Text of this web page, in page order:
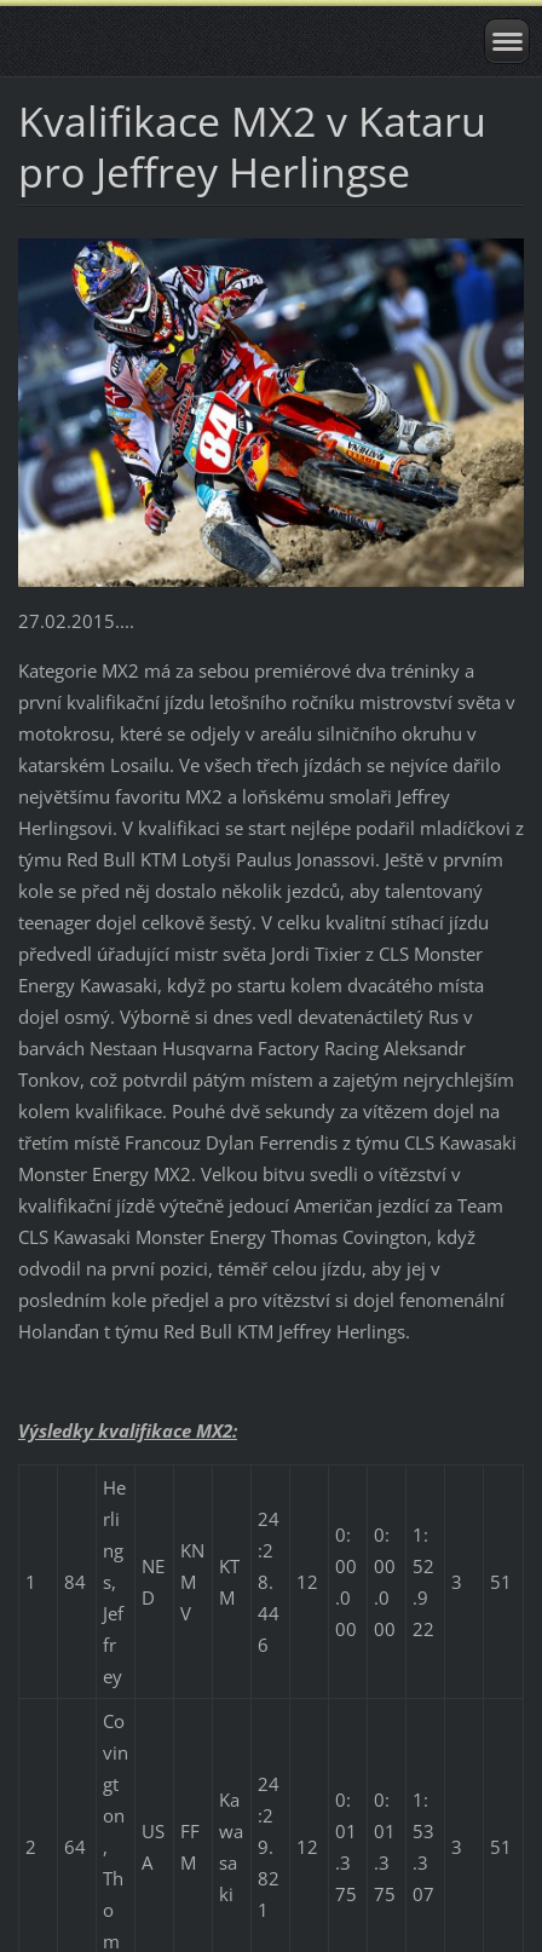
Kvalifikace MX2 v Kataru
pro Jeffrey Herlingse
27.02.2015....
Kategorie MX2 má za sebou premiérové dva tréninky a
první kvalifikační jízdu letošního ročníku mistrovství světa v
motokrosu, které se odjely v areálu silničního okruhu v
katarském Losailu. Ve všech třech jízdách se nejvíce dařilo
největšímu favoritu MX2 a loňskému smolaři Jeffrey
Herlingsovi. V kvalifikaci se start nejlépe podařil mladíčkovi z
týmu Red Bull KTM Lotyši Paulus Jonassovi. Ještě v prvním
kole se před něj dostalo několik jezdců, aby talentovaný
teenager dojel celkově šestý. V celku kvalitní stíhací jízdu
předvedl úřadující mistr světa Jordi Tixier z CLS Monster
Energy Kawasaki, když po startu kolem dvacátého místa
dojel osmý. Výborně si dnes vedl devatenáctiletý Rus v
barvách Nestaan Husqvarna Factory Racing Aleksandr
Tonkov, což potvrdil pátým místem a zajetým nejrychlejším
kolem kvalifikace. Pouhé dvě sekundy za vítězem dojel na
třetím místě Francouz Dylan Ferrendis z týmu CLS Kawasaki
Monster Energy MX2. Velkou bitvu svedli o vítězství v
kvalifikační jízdě výtečně jedoucí Američan jezdící za Team
CLS Kawasaki Monster Energy Thomas Covington, když
odvodil na první pozici, téměř celou jízdu, aby jej v
posledním kole předjel a pro vítězství si dojel fenomenální
Holanďan t týmu Red Bull KTM Jeffrey Herlings.
Výsledky kvalifikace MX2:
1 84
He
rli
ng
s,
Jef
fr
ey
NE
D
KN
M
V
KT
M
24
:2
8.
44
6
12
0:
00
.0
00
0:
00
.0
00
1:
52
.9
22
3 51
2 64
Co
vin
gt
on
,
Th
o
m
US
A
FF
M
Ka
wa
sa
ki
24
:2
9.
82
1
12
0:
01
.3
75
0:
01
.3
75
1:
53
.3
07
3 51